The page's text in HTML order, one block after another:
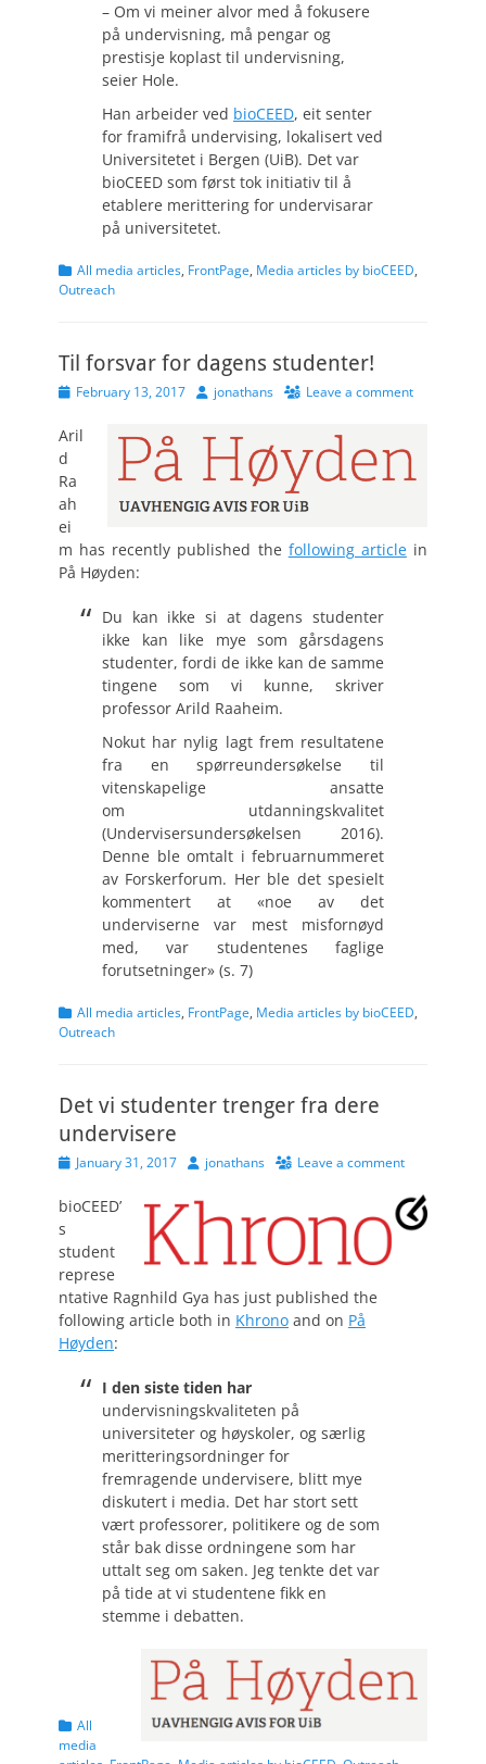
– Om vi meiner alvor med å fokusere
på undervisning, må pengar og
prestisje koplast til undervisning,
seier Hole.
Han arbeider ved bioCEED, eit senter
for framifrå undervising, lokalisert ved
Universitetet i Bergen (UiB). Det var
bioCEED som først tok initiativ til å
etablere merittering for undervisarar
på universitetet.
Categories
All media articles, FrontPage, Media articles by bioCEED,
Outreach
Til forsvar for dagens studenter!
PostedFebruary 13, 2017 Authorjonathans Leave a comment
Aril
d
Ra
ah
ei
m has recently published the following articlein
På Høyden:
Du kan ikke si at dagens studenter
ikke kan like mye som gårsdagens
studenter, fordi de ikke kan de samme
tingene som vi kunne, skriver
professor Arild Raaheim.
Nokut har nylig lagt frem resultatene
fra en spørreundersøkelse til
vitenskapelige ansatte
om utdanningskvalitet
(Undervisersundersøkelsen 2016).
Denne ble omtalt i februarnummeret
av Forskerforum. Her ble det spesielt
kommentert at «noe av det
underviserne var mest misfornøyd
med, var studentenes faglige
forutsetninger» (s. 7)
Categories
All media articles, FrontPage, Media articles by bioCEED,
Outreach
Det vi studenter trenger fra dere
undervisere
Posted
January 31, 2017 Authorjonathans Leave a comment
bioCEED’
s
student
represe
ntative Ragnhild Gya has just published the
following article both in Khrono and on På
Høyden:
I den siste tiden har
undervisningskvaliteten på
universiteter og høyskoler, og særlig
meritteringsordninger for
fremragende undervisere, blitt mye
diskutert i media. Det har stort sett
vært professorer, politikere og de som
står bak disse ordningene som har
uttalt seg om saken. Jeg tenkte det var
på tide at vi studentene fikk en
stemme i debatten.
Categories
All
media